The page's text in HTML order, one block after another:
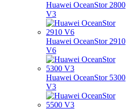
Huawei OceanStor 2800
V3
Huawei OceanStor 2910
V6
Huawei OceanStor 5300
V3